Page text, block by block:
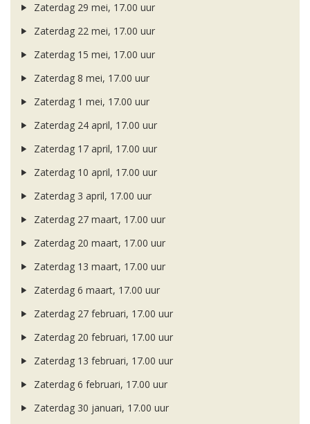
Zaterdag 29 mei, 17.00 uur
Zaterdag 22 mei, 17.00 uur
Zaterdag 15 mei, 17.00 uur
Zaterdag 8 mei, 17.00 uur
Zaterdag 1 mei, 17.00 uur
Zaterdag 24 april, 17.00 uur
Zaterdag 17 april, 17.00 uur
Zaterdag 10 april, 17.00 uur
Zaterdag 3 april, 17.00 uur
Zaterdag 27 maart, 17.00 uur
Zaterdag 20 maart, 17.00 uur
Zaterdag 13 maart, 17.00 uur
Zaterdag 6 maart, 17.00 uur
Zaterdag 27 februari, 17.00 uur
Zaterdag 20 februari, 17.00 uur
Zaterdag 13 februari, 17.00 uur
Zaterdag 6 februari, 17.00 uur
Zaterdag 30 januari, 17.00 uur